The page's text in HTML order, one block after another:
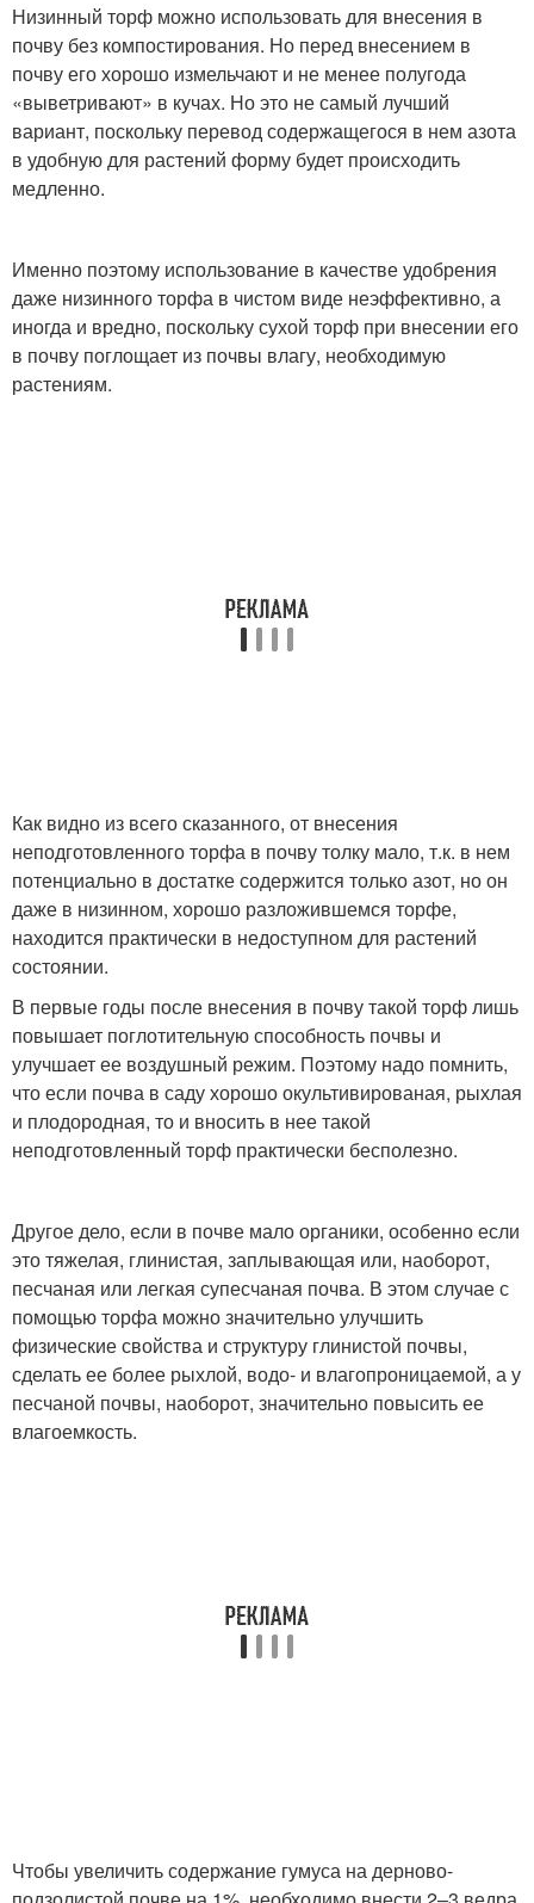
Низинный торф можно использовать для внесения в
почву без компостирования. Но перед внесением в
почву его хорошо измельчают и не менее полугода
«выветривают» в кучах. Но это не самый лучший
вариант, поскольку перевод содержащегося в нем азота
в удобную для растений форму будет происходить
медленно.
Именно поэтому использование в качестве удобрения
даже низинного торфа в чистом виде неэффективно, а
иногда и вредно, поскольку сухой торф при внесении его
в почву поглощает из почвы влагу, необходимую
растениям.
Как видно из всего сказанного, от внесения
неподготовленного торфа в почву толку мало, т.к. в нем
потенциально в достатке содержится только азот, но он
даже в низинном, хорошо разложившемся торфе,
находится практически в недоступном для растений
состоянии.
В первые годы после внесения в почву такой торф лишь
повышает поглотительную способность почвы и
улучшает ее воздушный режим. Поэтому надо помнить,
что если почва в саду хорошо окультивированая, рыхлая
и плодородная, то и вносить в нее такой
неподготовленный торф практически бесполезно.
Другое дело, если в почве мало органики, особенно если
это тяжелая, глинистая, заплывающая или, наоборот,
песчаная или легкая супесчаная почва. В этом случае с
помощью торфа можно значительно улучшить
физические свойства и структуру глинистой почвы,
сделать ее более рыхлой, водо- и влагопроницаемой, а у
песчаной почвы, наоборот, значительно повысить ее
влагоемкость.
Чтобы увеличить содержание гумуса на дерново-